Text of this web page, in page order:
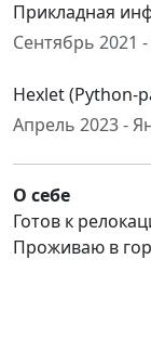
Прикладная
Сентябрь 2021
Hexlet (Python-
Апрель 2023 -
О себе
Готов к
Проживаю в